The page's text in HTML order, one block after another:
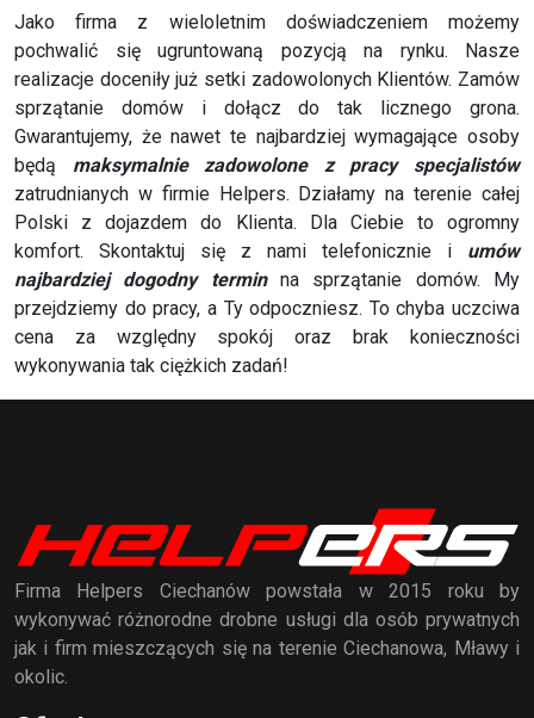
Jako firma z wieloletnim doświadczeniem możemy
pochwalić się ugruntowaną pozycją na rynku. Nasze
realizacje doceniły już setki zadowolonych Klientów. Zamów
sprzątanie domów i dołącz do tak licznego grona.
Gwarantujemy, że nawet te najbardziej wymagające osoby
będą maksymalnie zadowolone z pracy specjalistów
zatrudnianych w firmie Helpers. Działamy na terenie całej
Polski z dojazdem do Klienta. Dla Ciebie to ogromny
komfort. Skontaktuj się z nami telefonicznie i umów
najbardziej dogodny terminna sprzątanie domów. My
przejdziemy do pracy, a Ty odpoczniesz. To chyba uczciwa
cena za względny spokój oraz brak konieczności
wykonywania tak ciężkich zadań!
Firma Helpers Ciechanów powstała w 2015 roku by
wykonywać różnorodne drobne usługi dla osób prywatnych
jak i firm mieszczących się na terenie Ciechanowa, Mławy i
okolic.